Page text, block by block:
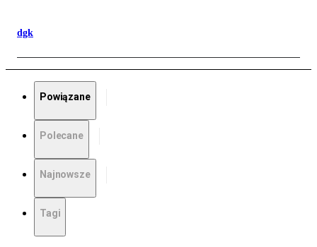
dgk
Powiązane
Polecane
Najnowsze
Tagi